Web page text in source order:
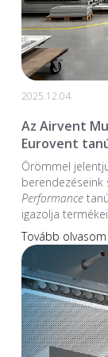
2025.12.04.
Az Airvent
Eurovent
Örömmel
berendezéseink
Performance
igazolja
Tovább